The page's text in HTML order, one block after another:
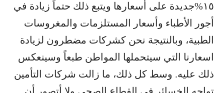
١٥%جديدة على أسعارها ويتبع ذلك حتماً زيادة في
أجور الأطباء وأسعار المستلزمات والمغروسات
الطبية، وبالنتيجة نحن كشركات مضطرون لزيادة
اسعارنا التي سيتحملها المواطن طبعاً وسينعكس
ذلك عليه. وسط كل ذلك، ما زالت شركات التأمين